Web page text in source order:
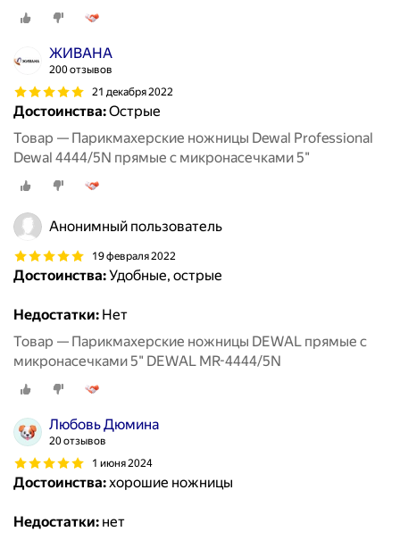
ЖИВАНА
200 отзывов
21 декабря 2022
Достоинства:Острые
Товар — Парикмахерские ножницы Dewal Professional
Dewal 4444/5N прямые с микронасечками 5"
Анонимный пользователь
19 февраля 2022
Достоинства:Удобные, острые
Недостатки: Нет
Товар — Парикмахерские ножницы DEWAL прямые с
микронасечками 5" DEWAL MR-4444/5N
Любовь Дюмина
20 отзывов
1 июня 2024
Достоинства:хорошие ножницы
Недостатки: нет